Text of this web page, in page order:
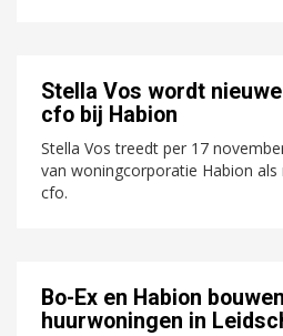
Stella Vos wordt
cfo bij Habion
Stella Vos treedt per 17
van woningcorporatie Habion
cfo.
Bo-Ex en Habion
huurwoningen in